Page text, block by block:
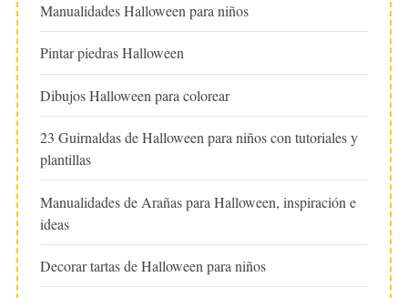
Manualidades Halloween para niños
Pintar piedras Halloween
Dibujos Halloween para colorear
23 Guirnaldas de Halloween para niños con tutoriales y
plantillas
Manualidades de Arañas para Halloween, inspiración e
ideas
Decorar tartas de Halloween para niños